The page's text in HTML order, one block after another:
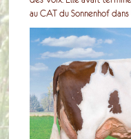
au CAT du Sonnenhof dans